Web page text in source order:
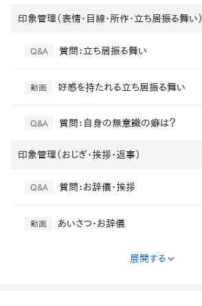
印象管理（表情・目線・所作・立ち居振る舞い）
Q&A 質問：立ち居振る舞い
動画 好感を持たれる立ち居振る舞い
Q&A 質問：自身の無意識の癖は？
印象管理（おじぎ・挨拶・返事）
Q&A 質問：お辞儀・挨拶
動画 あいさつ・お辞儀
展開する ›